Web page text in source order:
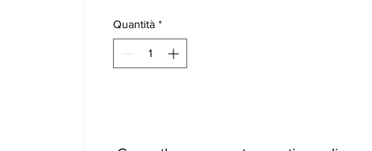
Quantità *